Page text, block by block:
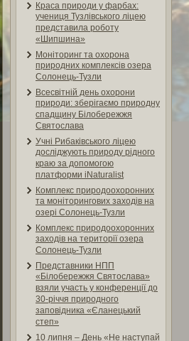
Краса природи у фарбах:
учениця Тузлівського ліцею
представила роботу
«Шипшина»
Моніторинг та охорона
природних комплексів озера
Солонець-Тузли
Всесвітній день охорони
природи: зберігаємо природну
спадщину Білобережжя
Святослава
Учні Рибаківського ліцею
досліджують природу рідного
краю за допомогою
платформи iNaturalist
Комплекс природоохоронних
та моніторингових заходів на
озері Солонець-Тузли
Комплекс природоохоронних
заходів на території озера
Солонець-Тузли
Представники НПП
«Білобережжя Святослава»
взяли участь у конференції до
30-річчя природного
заповідника «Єланецький
степ»
10 липня – День «Не наступай